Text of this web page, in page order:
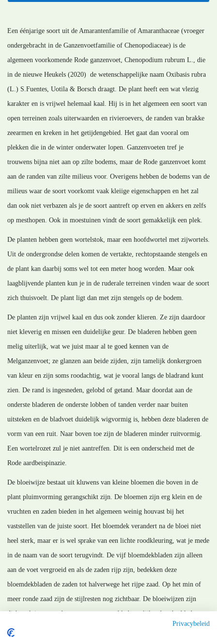
Een éénjarige soort uit de Amarantenfamilie of Amaranthaceae (vroeger
ondergebracht in de Ganzenvoetfamilie of Chenopodiaceae) is de
algemeen voorkomende Rode ganzenvoet, Chenopodium rubrum L., die
in de nieuwe Heukels (2020) de wetenschappelijke naam Oxibasis rubra
(L.) S.Fuentes, Uotila & Borsch draagt. De plant heeft een wat vlezig
karakter en is vrijwel helemaal kaal. Hij is in het algemeen een soort van
open terreinen zoals uiterwaarden en rivieroevers, de randen van brakke
zeearmen en kreken in het getijdengebied. Het gaat dan vooral om
plekken die in de winter onderwater lopen. Ganzenvoeten tref je
trouwens bijna niet aan op zilte bodems, maar de Rode ganzenvoet komt
aan de randen van zilte milieus voor. Overigens hebben de bodems van de
milieus waar de soort voorkomt vaak kleiige eigenschappen en het zal
dan ook niet verbazen als je de soort aantreft op erven en akkers en zelfs
op mesthopen. Ook in moestuinen vindt de soort gemakkelijk een plek.
De planten hebben geen wortelstok, maar een hoofdwortel met zijwortels.
Uit de ondergrondse delen komen de vertakte, rechtopstaande stengels en
de plant kan daarbij soms wel tot een meter hoog worden. Maar ook
laagblijvende planten kun je in de ruderale terreinen vinden waar de soort
zich thuisvoelt. De plant ligt dan met zijn stengels op de bodem.
De planten zijn vrijwel kaal en dus ook zonder klieren. Ze zijn daardoor
niet kleverig en missen een duidelijke geur. De bladeren hebben geen
melig uiterlijk, wat we juist maar al te goed kennen van de
Melganzenvoet; ze glanzen aan beide zijden, zijn tamelijk donkergroen
van kleur en zijn soms roodachtig, wat je vooral langs de bladrand kunt
zien. De rand is ingesneden, gelobd of getand. Maar doordat aan de
onderste bladeren de onderste lobben of tanden verder naar buiten
uitsteken en de bladvoet duidelijk wigvormig is, hebben deze bladeren de
vorm van een ruit. Naar boven toe zijn de bladeren minder ruitvormig.
Een wortelrozet zul je niet aantreffen. Dit is een onderscheid met de
Rode aardbeispinazie.
De bloeiwijze bestaat uit kluwens van kleine bloemen die boven in de
plant pluimvorming gerangschikt zijn. De bloemen zijn erg klein en de
vruchten en zaden bieden in het algemeen weinig houvast bij het
vaststellen van de juiste soort. Het bloemdek verandert na de bloei niet
heel sterk, maar er is wel sprake van een lichte roodkleuring, wat je mede
in de naam van de soort terugvindt. De vijf bloemdekbladen zijn alleen
aan de voet vergroeid en als de zaden rijp zijn, bedekken deze
bloemdekbladen de zaden tot halverwege het rijpe zaad. Op het min of
meer ronde zaad zijn de stijlresten nog zichtbaar. De bloeiwijzen zijn
dichte pluimen zonder grote op gewone bladeren lijkende schutbladeren.
Ook dit onderscheidt de Rode ganzenvoet van de Rode aardbeispinazie.
Privacybeleid